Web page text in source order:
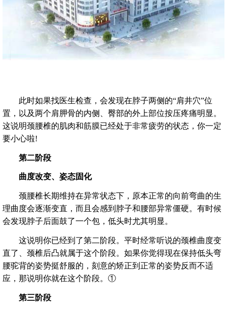
此时如果找医生检查，会发现在脖子两侧的“肩井穴”位
置，以及两个肩胛骨的内侧、臀部的外上部位按压疼痛明显。
这说明颈腰椎的肌肉和筋膜已经处于非常疲劳的状态，你一定
要小心啦!
第二阶段
曲度改变、姿态固化
颈腰椎长期维持在异常状态下，原本正常的向前弯曲的生
理曲度会逐渐变直，而且会感到脖子和腰部异常僵硬。有时候
会发现脖子后面鼓了一个包，低头时尤其明显。
这说明你已经到了第二阶段。平时经常听说的颈椎曲度变
直了、颈椎后凸就属于这个阶段。如果你觉得现在保持低头弯
腰驼背的姿势挺舒服的，刻意的矫正到正常的姿势反而不适
应，那说明你就在这个阶段。①
第三阶段